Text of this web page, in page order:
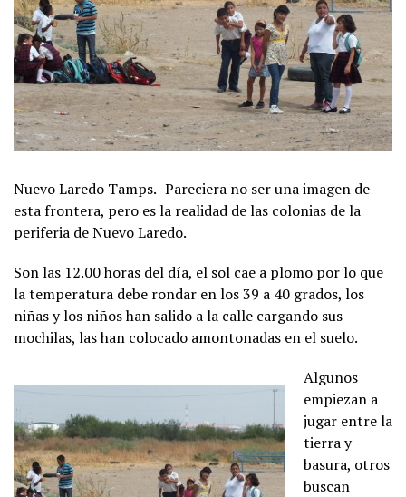
Nuevo Laredo Tamps.- Pareciera no ser una imagen de
esta frontera, pero es la realidad de las colonias de la
periferia de Nuevo Laredo.
Son las 12.00 horas del día, el sol cae a plomo por lo que
la temperatura debe rondar en los 39 a 40 grados, los
niñas y los niños han salido a la calle cargando sus
mochilas, las han colocado amontonadas en el suelo.
Algunos
empiezan a
jugar entre la
tierra y
basura, otros
buscan